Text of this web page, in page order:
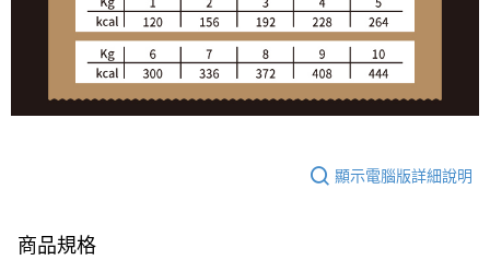
顯示電腦版詳細說明
商品規格